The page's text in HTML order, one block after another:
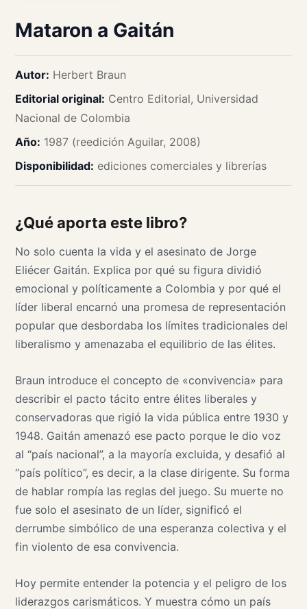
Mataron a Gaitán
Autor: Herbert Braun
Editorial original: Centro Editorial, Universidad
Nacional de Colombia
Año: 1987 (reedición Aguilar, 2008)
Disponibilidad: ediciones comerciales y librerías
¿Qué aporta este libro?
No solo cuenta la vida y el asesinato de Jorge
Eliécer Gaitán. Explica por qué su figura dividió
emocional y políticamente a Colombia y por qué el
líder liberal encarnó una promesa de representación
popular que desbordaba los límites tradicionales del
liberalismo y amenazaba el equilibrio de las élites.
Braun introduce el concepto de «convivencia» para
describir el pacto tácito entre élites liberales y
conservadoras que rigió la vida pública entre 1930 y
1948. Gaitán amenazó ese pacto porque le dio voz
al “país nacional”, a la mayoría excluida, y desafió al
“país político”, es decir, a la clase dirigente. Su forma
de hablar rompía las reglas del juego. Su muerte no
fue solo el asesinato de un líder, significó el
derrumbe simbólico de una esperanza colectiva y el
fin violento de esa convivencia.
Hoy permite entender la potencia y el peligro de los
liderazgos carismáticos. Y muestra cómo un país